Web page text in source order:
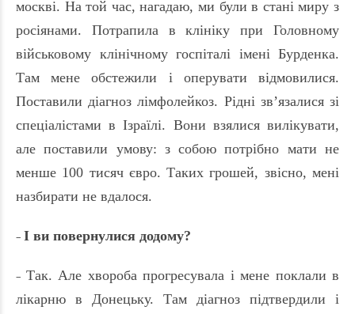
москві. На той час, нагадаю, ми були в стані миру з
росіянами. Потрапила в клініку при Головному
військовому клінічному госпіталі імені Бурденка.
Там мене обстежили і оперувати відмовилися.
Поставили діагноз лімфолейкоз. Рідні зв’язалися зі
спеціалістами в Ізраїлі. Вони взялися вилікувати,
але поставили умову: з собою потрібно мати не
менше 100 тисяч євро. Таких грошей, звісно, мені
назбирати не вдалося.
– І ви повернулися додому?
– Так. Але хвороба прогресувала і мене поклали в
лікарню в Донецьку. Там діагноз підтвердили і